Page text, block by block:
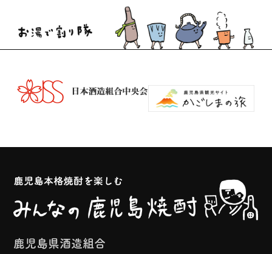
鹿児島県酒造組合